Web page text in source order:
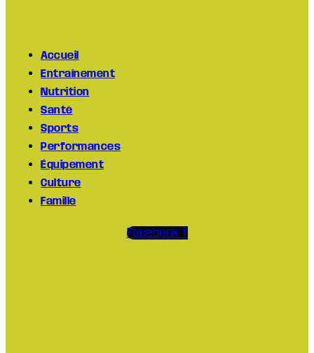
Accueil
Entraînement
Nutrition
Santé
Sports
Performances
Équipement
Culture
Famille
Facebook-f